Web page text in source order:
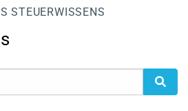
STEUERWISSENS